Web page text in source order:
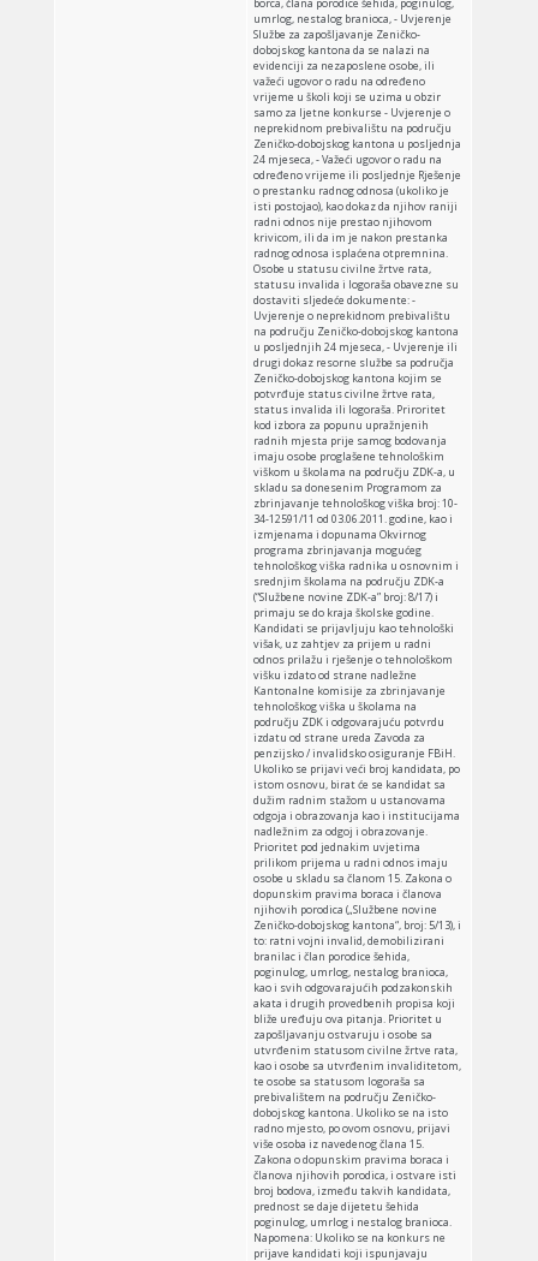
borca, člana porodice šehida, poginulog,
umrlog, nestalog branioca, - Uvjerenje
Službe za zapošljavanje Zeničko-
dobojskog kantona da se nalazi na
evidenciji za nezaposlene osobe, ili
važeći ugovor o radu na određeno
vrijeme u školi koji se uzima u obzir
samo za ljetne konkurse - Uvjerenje o
neprekidnom prebivalištu na području
Zeničko-dobojskog kantona u posljednja
24 mjeseca, - Važeći ugovor o radu na
određeno vrijeme ili posljednje Rješenje
o prestanku radnog odnosa (ukoliko je
isti postojao), kao dokaz da njihov raniji
radni odnos nije prestao njihovom
krivicom, ili da im je nakon prestanka
radnog odnosa isplaćena otpremnina.
Osobe u statusu civilne žrtve rata,
statusu invalida i logoraša obavezne su
dostaviti sljedeće dokumente: -
Uvjerenje o neprekidnom prebivalištu
na području Zeničko-dobojskog kantona
u posljednjih 24 mjeseca, - Uvjerenje ili
drugi dokaz resorne službe sa područja
Zeničko-dobojskog kantona kojim se
potvrđuje status civilne žrtve rata,
status invalida ili logoraša. Priroritet
kod izbora za popunu upražnjenih
radnih mjesta prije samog bodovanja
imaju osobe proglašene tehnološkim
viškom u školama na području ZDK-a, u
skladu sa donesenim Programom za
zbrinjavanje tehnološkog viška broj: 10-
34-12591/11 od 03.06.2011. godine, kao i
izmjenama i dopunama Okvirnog
programa zbrinjavanja mogućeg
tehnološkog viška radnika u osnovnim i
srednjim školama na području ZDK-a
(“Službene novine ZDK-a” broj: 8/17) i
primaju se do kraja školske godine.
Kandidati se prijavljuju kao tehnološki
višak, uz zahtjev za prijem u radni
odnos prilažu i rješenje o tehnološkom
višku izdato od strane nadležne
Kantonalne komisije za zbrinjavanje
tehnološkog viška u školama na
području ZDK i odgovarajuću potvrdu
izdatu od strane ureda Zavoda za
penzijsko / invalidsko osiguranje FBiH.
Ukoliko se prijavi veći broj kandidata, po
istom osnovu, birat će se kandidat sa
dužim radnim stažom u ustanovama
odgoja i obrazovanja kao i institucijama
nadležnim za odgoj i obrazovanje.
Prioritet pod jednakim uvjetima
prilikom prijema u radni odnos imaju
osobe u skladu sa članom 15. Zakona o
dopunskim pravima boraca i članova
njihovih porodica („Službene novine
Zeničko-dobojskog kantona“, broj: 5/13), i
to: ratni vojni invalid, demobilizirani
branilac i član porodice šehida,
poginulog, umrlog, nestalog branioca,
kao i svih odgovarajućih podzakonskih
akata i drugih provedbenih propisa koji
bliže uređuju ova pitanja. Prioritet u
zapošljavanju ostvaruju i osobe sa
utvrđenim statusom civilne žrtve rata,
kao i osobe sa utvrđenim invaliditetom,
te osobe sa statusom logoraša sa
prebivalištem na području Zeničko-
dobojskog kantona. Ukoliko se na isto
radno mjesto, po ovom osnovu, prijavi
više osoba iz navedenog člana 15.
Zakona o dopunskim pravima boraca i
članova njihovih porodica, i ostvare isti
broj bodova, između takvih kandidata,
prednost se daje dijetetu šehida
poginulog, umrlog i nestalog branioca.
Napomena: Ukoliko se na konkurs ne
prijave kandidati koji ispunjavaju